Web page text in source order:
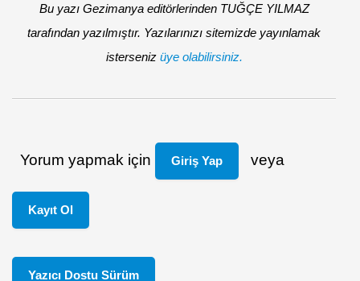
Bu yazı Gezimanya editörlerinden TUĞÇE YILMAZ
tarafından yazılmıştır. Yazılarınızı sitemizde yayınlamak
isterseniz üye olabilirsiniz.
Yorum yapmak için Giriş Yap veya
Kayıt Ol
Yazıcı Dostu Sürüm